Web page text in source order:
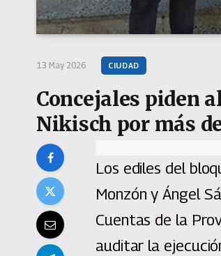
13 May 2026 CIUDAD
Concejales piden
Nikisch por más
Los ediles del
Monzón y Ángel
Cuentas de la
auditar la